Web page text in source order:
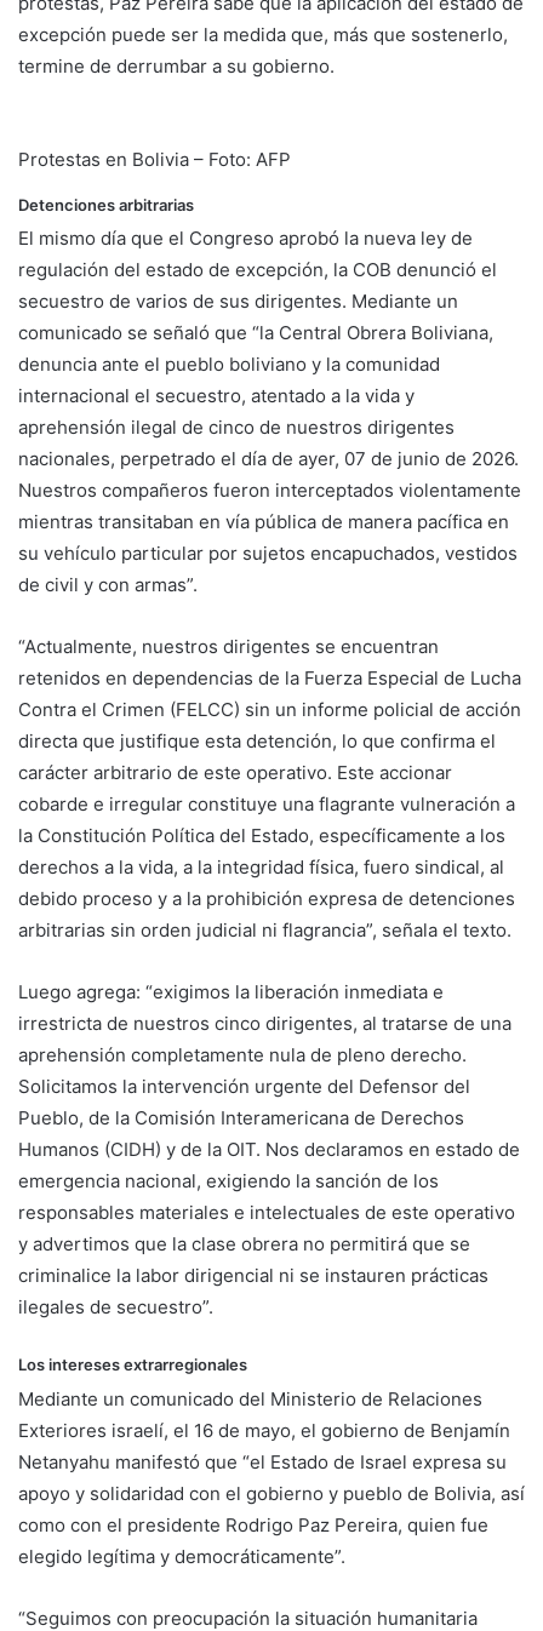
excepción puede ser la medida que, más que sostenerlo,
termine de derrumbar a su gobierno.
Protestas en Bolivia – Foto: AFP
Detenciones arbitrarias
El mismo día que el Congreso aprobó la nueva ley de
regulación del estado de excepción, la COB denunció el
secuestro de varios de sus dirigentes. Mediante un
comunicado se señaló que “la Central Obrera Boliviana,
denuncia ante el pueblo boliviano y la comunidad
internacional el secuestro, atentado a la vida y
aprehensión ilegal de cinco de nuestros dirigentes
nacionales, perpetrado el día de ayer, 07 de junio de 2026.
Nuestros compañeros fueron interceptados violentamente
mientras transitaban en vía pública de manera pacífica en
su vehículo particular por sujetos encapuchados, vestidos
de civil y con armas”.
“Actualmente, nuestros dirigentes se encuentran
retenidos en dependencias de la Fuerza Especial de Lucha
Contra el Crimen (FELCC) sin un informe policial de acción
directa que justifique esta detención, lo que confirma el
carácter arbitrario de este operativo. Este accionar
cobarde e irregular constituye una flagrante vulneración a
la Constitución Política del Estado, específicamente a los
derechos a la vida, a la integridad física, fuero sindical, al
debido proceso y a la prohibición expresa de detenciones
arbitrarias sin orden judicial ni flagrancia”, señala el texto.
Luego agrega: “exigimos la liberación inmediata e
irrestricta de nuestros cinco dirigentes, al tratarse de una
aprehensión completamente nula de pleno derecho.
Solicitamos la intervención urgente del Defensor del
Pueblo, de la Comisión Interamericana de Derechos
Humanos (CIDH) y de la OIT. Nos declaramos en estado de
emergencia nacional, exigiendo la sanción de los
responsables materiales e intelectuales de este operativo
y advertimos que la clase obrera no permitirá que se
criminalice la labor dirigencial ni se instauren prácticas
ilegales de secuestro”.
Los intereses extrarregionales
Mediante un comunicado del Ministerio de Relaciones
Exteriores israelí, el 16 de mayo, el gobierno de Benjamín
Netanyahu manifestó que “el Estado de Israel expresa su
apoyo y solidaridad con el gobierno y pueblo de Bolivia, así
como con el presidente Rodrigo Paz Pereira, quien fue
elegido legítima y democráticamente”.
“Seguimos con preocupación la situación humanitaria